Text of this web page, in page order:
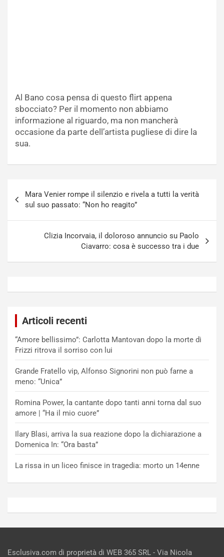
Al Bano cosa pensa di questo flirt appena
sbocciato? Per il momento non abbiamo
informazione al riguardo, ma non mancherà
occasione da parte dell’artista pugliese di dire la
sua.
articoli
Mara Venier rompe il silenzio e rivela a tutti la verità
sul suo passato: “Non ho reagito”
Clizia Incorvaia, il doloroso annuncio su Paolo
Ciavarro: cosa è successo tra i due
Articoli recenti
“Amore bellissimo”: Carlotta Mantovan dopo la morte di
Frizzi ritrova il sorriso con lui
Grande Fratello vip, Alfonso Signorini non può farne a
meno: “Unica”
Romina Power, la cantante dopo tanti anni torna dal suo
amore | “Ha il mio cuore”
Ilary Blasi, arriva la sua reazione dopo la dichiarazione a
Domenica In: “Ora basta”
La rissa in un liceo finisce in tragedia: morto un 14enne
Esclusiva.com di proprietà di WEB 365 SRL - Via Nicola